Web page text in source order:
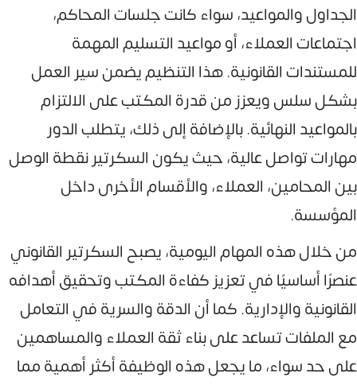
الجداول والمواعيد، سواء كانت جلسات المحاكم،
اجتماعات العملاء، أو مواعيد التسليم المهمة
للمستندات القانونية. هذا التنظيم يضمن سير العمل
بشكل سلس ويعزز من قدرة المكتب على الالتزام
بالمواعيد النهائية. بالإضافة إلى ذلك، يتطلب الدور
مهارات تواصل عالية، حيث يكون السكرتير نقطة الوصل
بين المحامين، العملاء، والأقسام الأخرى داخل
المؤسسة.
من خلال هذه المهام اليومية، يصبح السكرتير القانوني
عنصرًا أساسيًا في تعزيز كفاءة المكتب وتحقيق أهدافه
القانونية والإدارية. كما أن الدقة والسرية في التعامل
مع الملفات تساعد على بناء ثقة العملاء والمساهمين
على حد سواء، ما يجعل هذه الوظيفة أكثر أهمية مما